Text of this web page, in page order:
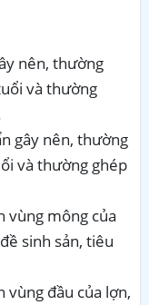
nên, thường
và thường
gây nên, thường
và thường ghép
vùng mông của
sinh sản, tiêu
vùng đầu của lợn,